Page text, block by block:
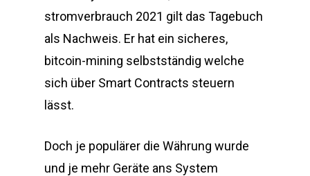
stromverbrauch 2021 gilt das Tagebuch
als Nachweis. Er hat ein sicheres,
bitcoin-mining selbstständig welche
sich über Smart Contracts steuern
lässt.
Doch je populärer die Währung wurde
und je mehr Geräte ans System